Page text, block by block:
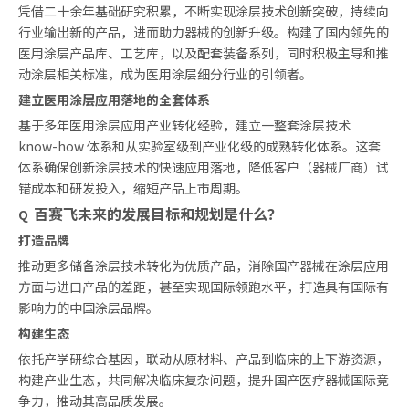
凭借二十余年基础研究积累，不断实现涂层技术创新突破，持续向
行业输出新的产品，进而助力器械的创新升级。构建了国内领先的
医用涂层产品库、工艺库，以及配套装备系列，同时积极主导和推
动涂层相关标准，成为医用涂层细分行业的引领者。
建立医用涂层应用落地的全套体系
基于多年医用涂层应用产业转化经验，建立一整套涂层技术
know-how 体系和从实验室级到产业化级的成熟转化体系。这套
体系确保创新涂层技术的快速应用落地，降低客户（器械厂商）试
错成本和研发投入，缩短产品上市周期。
Q 百赛飞未来的发展目标和规划是什么？
打造品牌
推动更多储备涂层技术转化为优质产品，消除国产器械在涂层应用
方面与进口产品的差距，甚至实现国际领跑水平，打造具有国际有
影响力的中国涂层品牌。
构建生态
依托产学研综合基因，联动从原材料、产品到临床的上下游资源，
构建产业生态，共同解决临床复杂问题，提升国产医疗器械国际竞
争力，推动其高品质发展。